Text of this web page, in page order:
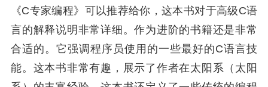
《C专家编程》可以推荐给你，这本书对于高级C语
言的解释说明非常详细。作为进阶的书籍还是非常
合适的。它强调程序员使用的一些最好的C语言技
能。这本书非常有趣，展示了作者在太阳系（太阳